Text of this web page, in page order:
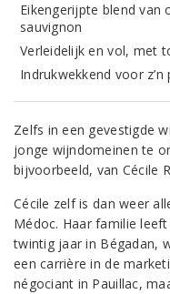
Eikengerijpte blend van
sauvignon
Verleidelijk en vol, met
Indrukwekkend voor z’n
Zelfs in een gevestigde
jonge wijndomeinen te
bijvoorbeeld, van Cécile
Cécile zelf is dan weer
Médoc. Haar familie
twintig jaar in Bégadan,
een carrière in de
négociant in Pauillac,